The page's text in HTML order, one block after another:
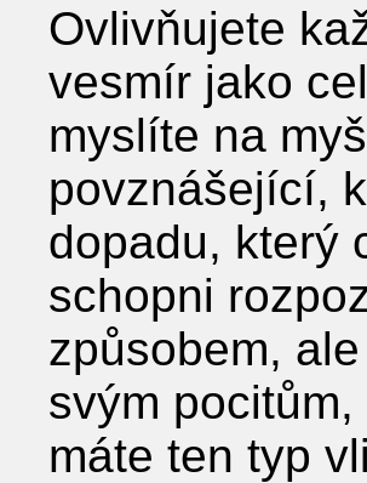
Ovlivňujete
vesmír jako
myslíte na
povznášející,
dopadu, který
schopni
způsobem,
svým
máte ten typ